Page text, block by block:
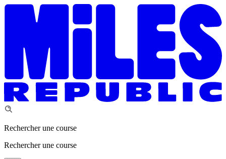
Rechercher une course
Rechercher une course